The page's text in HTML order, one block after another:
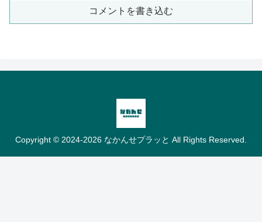
コメントを書き込む
Copyright © 2024-2026 なかんせプラッと All Rights Reserved.